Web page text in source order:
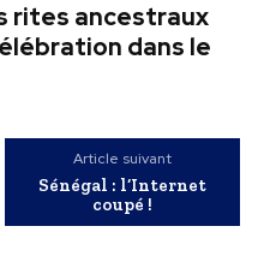
rites ancestraux
dans le
Article suivant
Sénégal : l’Internet
coupé !